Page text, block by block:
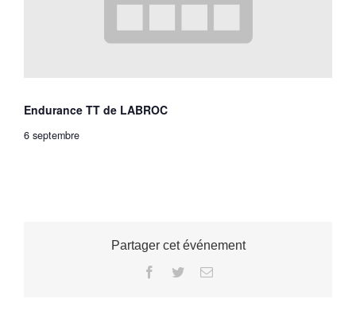
Endurance TT de LABROC
6 septembre
Partager cet événement
Facebook
TwitterEmail